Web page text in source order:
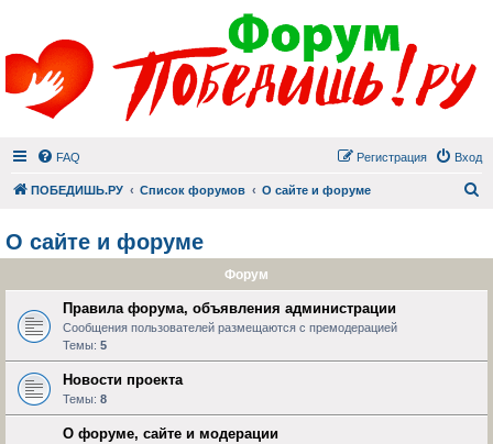
FAQ Вход
Регистрация
ПОБЕДИШЬ.РУ Список форумов О сайте и форуме
О сайте и форуме
Форум
Правила форума, объявления администрации
Сообщения пользователей размещаются с премодерацией
Темы: 5
Новости проекта
Темы: 8
О форуме, сайте и модерации